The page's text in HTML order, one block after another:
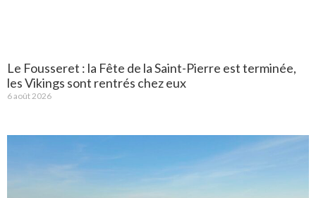
Le Fousseret : la Fête de la Saint-Pierre est terminée,
les Vikings sont rentrés chez eux
6 août 2026